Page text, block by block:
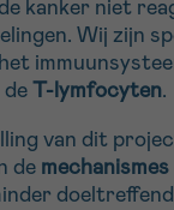
kanker niet
Wij zijn
de T-lymfocyten.
van dit
de mechanismes
doeltreffend
nieuwsbrief
gebruiksvoorwaarden